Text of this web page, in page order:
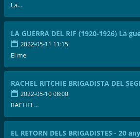
La...
LA GUERRA DEL RIF (1920-1926) La
2022-05-11 11:15
El me
RACHEL RITCHIE BRIGADISTA DEL
2022-05-10 08:00
RACHEL...
EL RETORN DELS BRIGADISTES - 20